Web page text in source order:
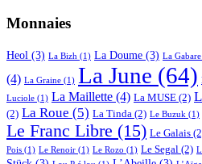
Monnaies
Heol (3) La Bizh (1) La Doume (3) La Gabare
(4) La Graine (1) La June (64)
Luciole (1) La Maillette (4) La MUSE (2)
(2) La Roue (5) La Tinda (2) Le Buzuk (1)
Le Franc Libre (15) Le Galais
Pois (1) Le Renoir (1) Le Rozo (1) Le Segal (2)